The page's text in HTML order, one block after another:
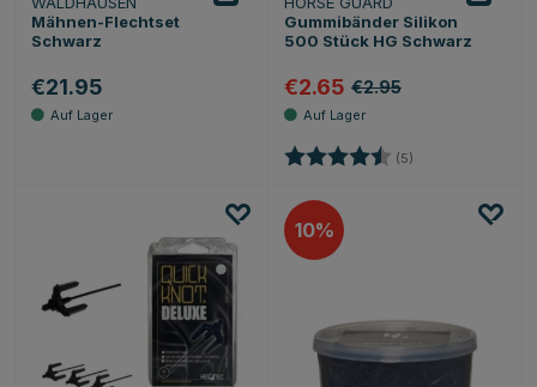
Mähnen-Flechtset
Schwarz
€21.95
Gummibänder Silikon
500 Stück HG Schwarz
€2.65 €2.95
Bewertung: (5)
10